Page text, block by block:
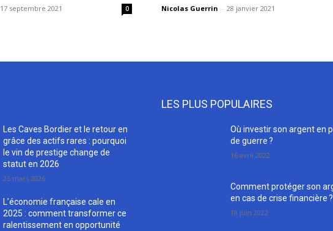
17 septembre 2021 0 Nicolas Guerrin - 28 janvier 2021
Les Caves Bordier et le retour en
grâce des actifs rares : pourquoi
le vin de prestige change de
statut en 2026
25 mars 2026
L’économie française cale en
2025 : comment transformer ce
ralentissement en opportunité
LES PLUS POPULAIRES
Où investir son argent en
de guerre ?
16 avril 2022
Comment protéger son
en cas de crise financière ?
18 juin 2022